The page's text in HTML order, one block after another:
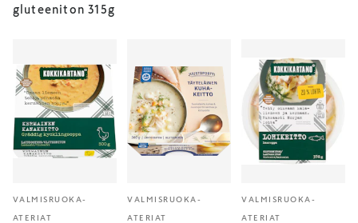
gluteeniton 315g
VALMISRUOKA-
ATERIAT
VALMISRUOKA-
ATERIAT
VALMISRUOKA-
ATERIAT